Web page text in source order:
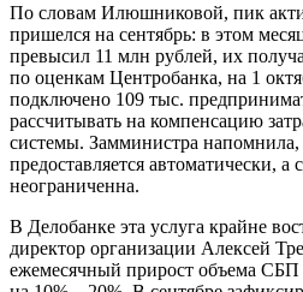
По словам Илюшниковой, пик
пришелся на сентябрь: в этом
превысил 11 млн рублей, их
по оценкам Центробанка, на 1
подключено 109 тыс.
рассчитывать на компенсацию
системы. Замминистра напомнила,
предоставляется автоматически,
неограниченна.
В Делобанке эта услуга крайне
директор организации Алексей
ежемесячный прирост объема СБП